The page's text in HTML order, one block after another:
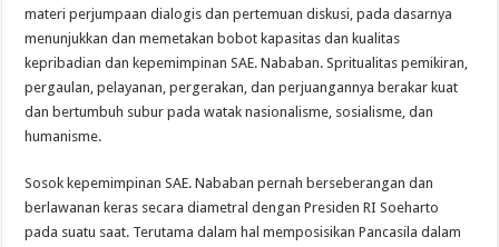
materi perjumpaan dialogis dan pertemuan diskusi, pada dasarnya
menunjukkan dan memetakan bobot kapasitas dan kualitas
kepribadian dan kepemimpinan SAE. Nababan. Spritualitas pemikiran,
pergaulan, pelayanan, pergerakan, dan perjuangannya berakar kuat
dan bertumbuh subur pada watak nasionalisme, sosialisme, dan
humanisme.
Sosok kepemimpinan SAE. Nababan pernah berseberangan dan
berlawanan keras secara diametral dengan Presiden RI Soeharto
pada suatu saat. Terutama dalam hal memposisikan Pancasila dalam